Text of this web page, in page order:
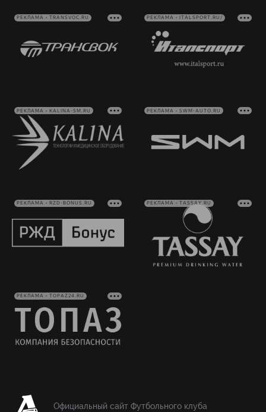
РЕКЛАМА • TRANSVOC.RU РЕКЛАМА • ITALSPORT.RU/
РЕКЛАМА • KALINA-SM.RU РЕКЛАМА • SWM-AUTO.RU
РЕКЛАМА • RZD-BONUS.RU РЕКЛАМА • TASSAY.RU
РЕКЛАМА • TOPAZ24.RU
Официальный сайт Футбольного клуба